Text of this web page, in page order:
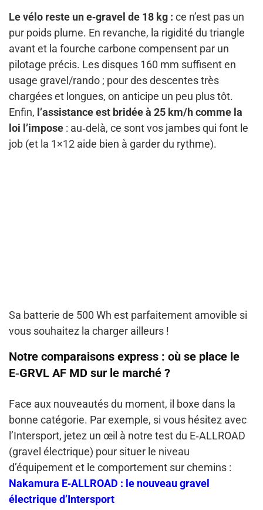
Le vélo reste un e‑gravel de 18 kg : ce n’est pas un
pur poids plume. En revanche, la rigidité du triangle
avant et la fourche carbone compensent par un
pilotage précis. Les disques 160 mm suffisent en
usage gravel/rando ; pour des descentes très
chargées et longues, on anticipe un peu plus tôt.
Enfin, l’assistance est bridée à 25 km/h comme la
loi l’impose : au‑delà, ce sont vos jambes qui font le
job (et la 1×12 aide bien à garder du rythme).
Sa batterie de 500 Wh est parfaitement amovible si
vous souhaitez la charger ailleurs !
Notre comparaisons express : où se place le
E‑GRVL AF MD sur le marché ?
Face aux nouveautés du moment, il boxe dans la
bonne catégorie. Par exemple, si vous hésitez avec
l’Intersport, jetez un œil à notre test du E‑ALLROAD
(gravel électrique) pour situer le niveau
d’équipement et le comportement sur chemins :
Nakamura E‑ALLROAD : le nouveau gravel
électrique d’Intersport